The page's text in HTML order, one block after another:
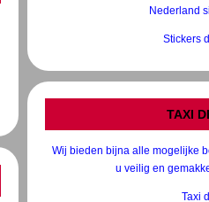
Nederland
Stickers
TAXI
Wij bieden bijna alle mogelijke
u veilig en
Taxi